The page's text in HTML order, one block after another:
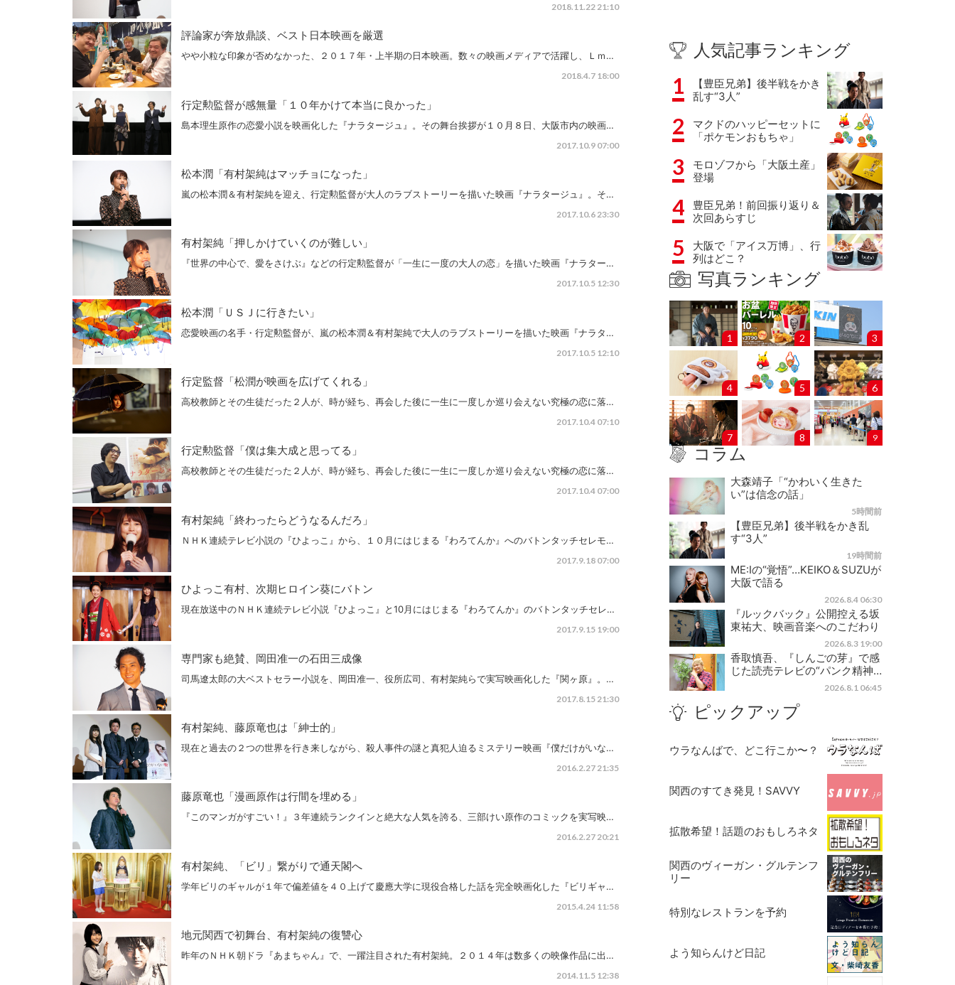
2018.11.22 21:10
評論家が奔放鼎談、ベスト日本映画を厳選
やや小粒な印象が否めなかった、２０１７年・上半期の日本映画。数々の映画メディアで活躍し、Ｌｍ…
2018.4.7 18:00
行定勲監督が感無量「１０年かけて本当に良かった」
島本理生原作の恋愛小説を映画化した『ナラタージュ』。その舞台挨拶が１０月８日、大阪市内の映画…
2017.10.9 07:00
松本潤「有村架純はマッチョになった」
嵐の松本潤＆有村架純を迎え、行定勲監督が大人のラブストーリーを描いた映画『ナラタージュ』。そ…
2017.10.6 23:30
有村架純「押しかけていくのが難しい」
『世界の中心で、愛をさけぶ』などの行定勲監督が「一生に一度の大人の恋」を描いた映画『ナラター…
2017.10.5 12:30
松本潤「ＵＳＪに行きたい」
恋愛映画の名手・行定勲監督が、嵐の松本潤＆有村架純で大人のラブストーリーを描いた映画『ナラタ…
2017.10.5 12:10
行定監督「松潤が映画を広げてくれる」
高校教師とその生徒だった２人が、時が経ち、再会した後に一生に一度しか巡り会えない究極の恋に落…
2017.10.4 07:10
行定勲監督「僕は集大成と思ってる」
高校教師とその生徒だった２人が、時が経ち、再会した後に一生に一度しか巡り会えない究極の恋に落…
2017.10.4 07:00
有村架純「終わったらどうなるんだろ」
ＮＨＫ連続テレビ小説の『ひよっこ』から、１０月にはじまる『わろてんか』へのバトンタッチセレモ…
2017.9.18 07:00
ひよっこ有村、次期ヒロイン葵にバトン
現在放送中のＮＨＫ連続テレビ小説『ひよっこ』と10月にはじまる『わろてんか』のバトンタッチセレ…
2017.9.15 19:00
専門家も絶賛、岡田准一の石田三成像
司馬遼太郎の大ベストセラー小説を、岡田准一、役所広司、有村架純らで実写映画化した『関ヶ原』。…
2017.8.15 21:30
有村架純、藤原竜也は「紳士的」
現在と過去の２つの世界を行き来しながら、殺人事件の謎と真犯人迫るミステリー映画『僕だけがいな…
2016.2.27 21:35
藤原竜也「漫画原作は行間を埋める」
『このマンガがすごい！』３年連続ランクインと絶大な人気を誇る、三部けい原作のコミックを実写映…
2016.2.27 20:21
有村架純、「ビリ」繋がりで通天閣へ
学年ビリのギャルが１年で偏差値を４０上げて慶應大学に現役合格した話を完全映画化した『ビリギャ…
2015.4.24 11:58
地元関西で初舞台、有村架純の復讐心
昨年のＮＨＫ朝ドラ『あまちゃん』で、一躍注目された有村架純。２０１４年は数多くの映像作品に出…
2014.11.5 12:38
人気記事ランキング
1
【豊臣兄弟】後半戦をかき
乱す“3人”
2
マクドのハッピーセットに
「ポケモンおもちゃ」
3
モロゾフから「大阪土産」
登場
4
豊臣兄弟！前回振り返り＆
次回あらすじ
5
大阪で「アイス万博」、行
列はどこ？
写真ランキング
1 2 3
4 5 6
7 8 9
コラム
大森靖子「“かわいく生きた
い”は信念の話」
5時間前
【豊臣兄弟】後半戦をかき乱
す“3人”
19時間前
ME:Iの“覚悟”…KEIKO＆SUZUが
大阪で語る
2026.8.4 06:30
『ルックバック』公開控える坂
東祐大、映画音楽へのこだわり
2026.8.3 19:00
香取慎吾、『しんごの芽』で感
じた読売テレビの“パンク精神…
2026.8.1 06:45
ピックアップ
ウラなんばで、どこ行こか〜？
関西のすてき発見！SAVVY
拡散希望！話題のおもしろネタ
関西のヴィーガン・グルテンフ
リー
特別なレストランを予約
よう知らんけど日記